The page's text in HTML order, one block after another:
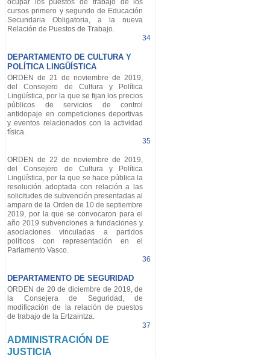
cursos primero y segundo de Educación
Secundaria Obligatoria, a la nueva
Relación de Puestos de Trabajo.
34
DEPARTAMENTO DE CULTURA Y
POLÍTICA LINGÜÍSTICA
ORDEN de 21 de noviembre de 2019,
del Consejero de Cultura y Política
Lingüística, por la que se fijan los precios
públicos de servicios de control
antidopaje en competiciones deportivas
y eventos relacionados con la actividad
física.
35
ORDEN de 22 de noviembre de 2019,
del Consejero de Cultura y Política
Lingüística, por la que se hace pública la
resolución adoptada con relación a las
solicitudes de subvención presentadas al
amparo de la Orden de 10 de septiembre
2019, por la que se convocaron para el
año 2019 subvenciones a fundaciones y
asociaciones vinculadas a partidos
políticos con representación en el
Parlamento Vasco.
36
DEPARTAMENTO DE SEGURIDAD
ORDEN de 20 de diciembre de 2019, de
la Consejera de Seguridad, de
modificación de la relación de puestos
de trabajo de la Ertzaintza.
37
ADMINISTRACIÓN DE
JUSTICIA